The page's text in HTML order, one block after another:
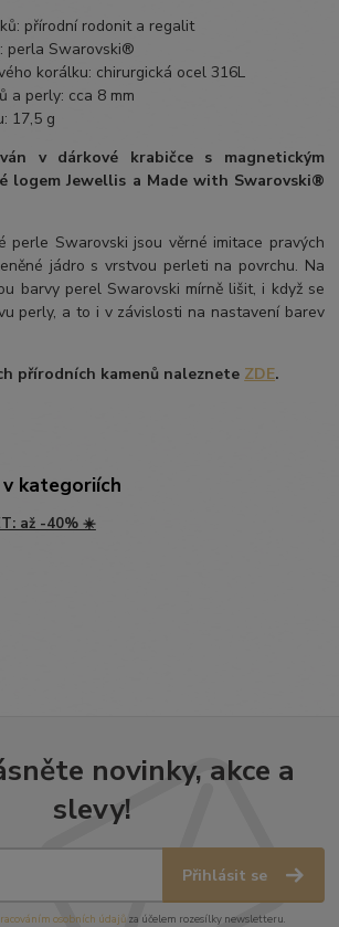
přírodní rodonit a regalit
perla Swarovski®
korálku: chirurgická ocel 316L
a perly: cca 8 mm
17,5 g
v dárkové krabičce s magnetickým
logem Jewellis a Made with Swarovski®
perle Swarovski jsou věrné imitace pravých
jádro s vrstvou perleti na povrchu. Na
barvy perel Swarovski mírně lišit, i když se
perly, a to i v závislosti na nastavení barev
přírodních kamenů naleznete ZDE.
kategoriích
až -40% ☀️
novinky, akce a
slevy!
Přihlásit se
osobních údajůza účelem rozesílky newsletteru.